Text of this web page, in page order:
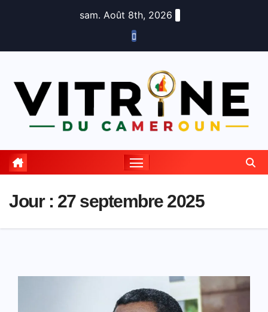
sam. Août 8th, 2026
Jour : 27 septembre 2025